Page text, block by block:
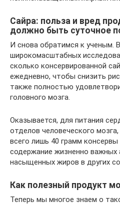
Сайра: польза и вред
должно быть суточное
И снова обратимся к ученым.
широкомасштабных
сколько консервированной
ежедневно, чтобы снизить
также полностью
головного мозга.
Оказывается, для питания
отделов человеческого
всего лишь 40 грамм
содержание жизненно важных
насыщенных жиров в других
Как полезный продукт
Теперь мы многое знаем о